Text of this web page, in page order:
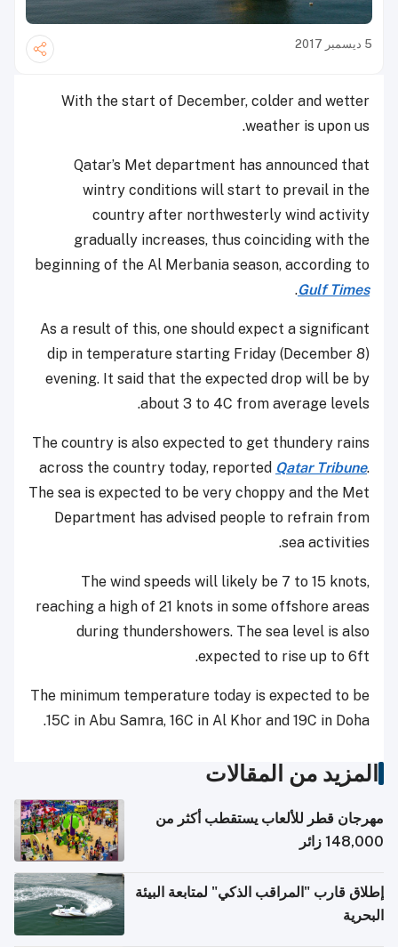
5 ديسمبر 2017
With the start of December, colder and wetter
weather is upon us.
Qatar’s Met department has announced that
wintry conditions will start to prevail in the
country after northwesterly wind activity
gradually increases, thus coinciding with the
beginning of the Al Merbania season, according to
Gulf Times
.
As a result of this, one should expect a significant
dip in temperature starting Friday (December 8)
evening. It said that the expected drop will be by
about 3 to 4C from average levels.
The country is also expected to get thundery rains
across the country today, reported Qatar Tribune.
The sea is expected to be very choppy and the Met
Department has advised people to refrain from
sea activities.
The wind speeds will likely be 7 to 15 knots,
reaching a high of 21 knots in some offshore areas
during thundershowers. The sea level is also
expected to rise up to 6ft.
The minimum temperature today is expected to be
15C in Abu Samra, 16C in Al Khor and 19C in Doha.
المزيد من المقالات
مهرجان قطر للألعاب يستقطب أكثر من
148,000 زائر
إطلاق قارب "المراقب الذكي" لمتابعة البيئة
البحرية